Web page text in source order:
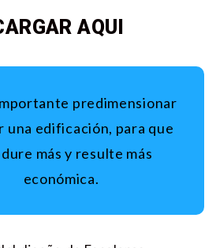
AQUI
predimensionar
una edificación, para que
más y resulte más
económica.